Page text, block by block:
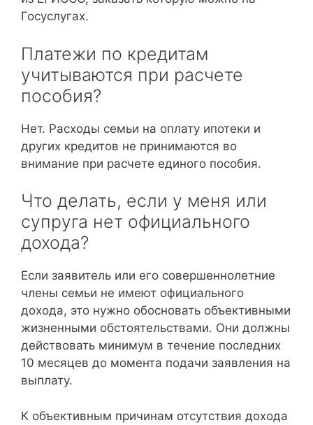
Госуслугах.
Платежи по кредитам
учитываются при расчете
пособия?
Нет. Расходы семьи на оплату ипотеки и
других кредитов не принимаются во
внимание при расчете единого пособия.
Что делать, если у меня или
супруга нет официального
дохода?
Если заявитель или его совершеннолетние
члены семьи не имеют официального
дохода, это нужно обосновать объективными
жизненными обстоятельствами. Они должны
действовать минимум в течение последних
10 месяцев до момента подачи заявления на
выплату.
К объективным причинам отсутствия дохода